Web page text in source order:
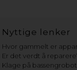
Nyttige lenker
Hvor gammelt er
Er det verdt å
Klage på bassengrobot